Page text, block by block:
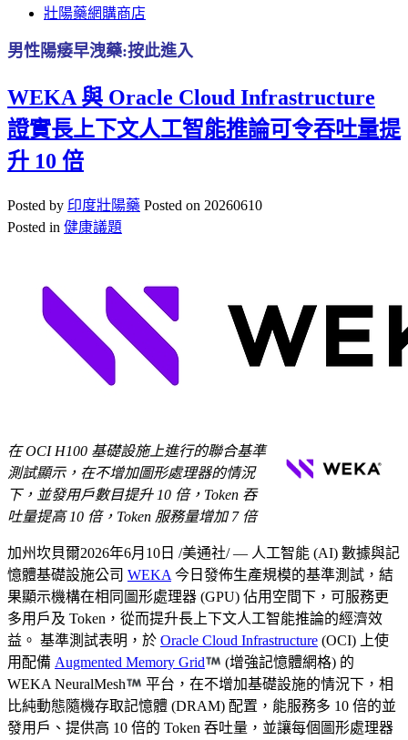
壯陽藥網購商店
男性陽痿早洩藥:按此進入
WEKA 與 Oracle Cloud Infrastructure
證實長上下文人工智能推論可令吞吐量提
升 10 倍
Posted by 印度壯陽藥 Posted on 20260610
Posted in 健康議題
在 OCI H100 基礎設施上進行的聯合基準
測試顯示，在不增加圖形處理器的情況
下，並發用戶數目提升 10 倍，Token 吞
吐量提高 10 倍，Token 服務量增加 7 倍
加州坎貝爾2026年6月10日 /美通社/ — 人工智能 (AI) 數據與記
憶體基礎設施公司 WEKA 今日發佈生產規模的基準測試，結
果顯示機構在相同圖形處理器 (GPU) 佔用空間下，可服務更
多用戶及 Token，從而提升長上下文人工智能推論的經濟效
益。 基準測試表明，於 Oracle Cloud Infrastructure (OCI) 上使
用配備 Augmented Memory Grid
(增強記憶體網格) 的
WEKA NeuralMesh
平台，在不增加基礎設施的情況下，相
比純動態隨機存取記憶體 (DRAM) 配置，能服務多 10 倍的並
發用戶、提供高 10 倍的 Token 吞吐量，並讓每個圖形處理器